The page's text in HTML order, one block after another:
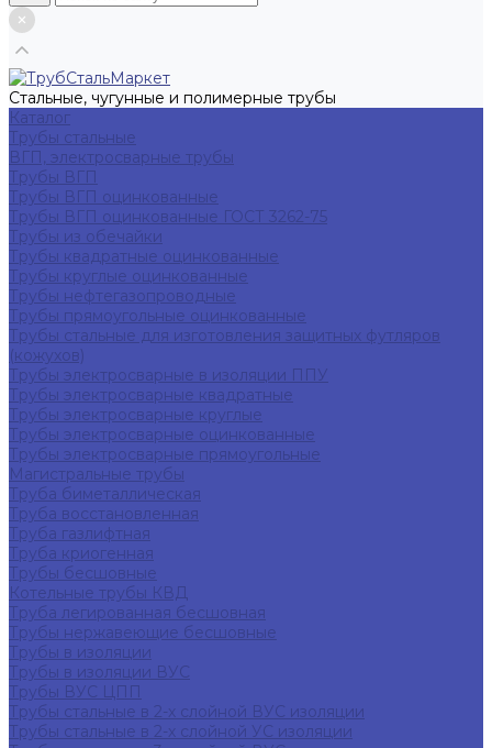
Стальные, чугунные и полимерные трубы
Каталог
Трубы стальные
ВГП, электросварные трубы
Трубы ВГП
Трубы ВГП оцинкованные
Трубы ВГП оцинкованные ГОСТ 3262-75
Трубы из обечайки
Трубы квадратные оцинкованные
Трубы круглые оцинкованные
Трубы нефтегазопроводные
Трубы прямоугольные оцинкованные
Трубы стальные для изготовления защитных футляров
(кожухов)
Трубы электросварные в изоляции ППУ
Трубы электросварные квадратные
Трубы электросварные круглые
Трубы электросварные оцинкованные
Трубы электросварные прямоугольные
Магистральные трубы
Труба биметаллическая
Труба восстановленная
Труба газлифтная
Труба криогенная
Трубы бесшовные
Котельные трубы КВД
Труба легированная бесшовная
Трубы нержавеющие бесшовные
Трубы в изоляции
Трубы в изоляции ВУС
Трубы ВУС ЦПП
Трубы стальные в 2-х слойной ВУС изоляции
Трубы стальные в 2-х слойной УС изоляции